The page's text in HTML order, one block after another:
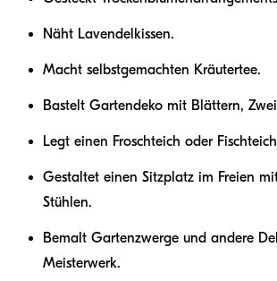
Näht Lavendelkissen.
Macht selbstgemachten Kräutertee.
Bastelt Gartendeko mit Blättern,
Legt einen Froschteich oder
Gestaltet einen Sitzplatz im Freien
Stühlen.
Bemalt Gartenzwerge und andere
Meisterwerk.